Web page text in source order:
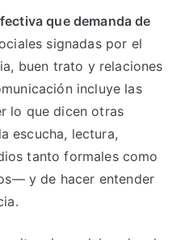
que demanda de
signadas por el
buen trato y relaciones
incluye las
lo que dicen otras
escucha, lectura,
tanto formales como
y de hacer entender